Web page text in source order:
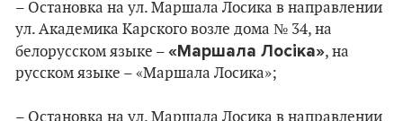
– Остановка на ул. Маршала Лосика в направлении
ул. Академика Карского возле дома № 34, на
белорусском языке – «Маршала Лосіка», на
русском языке – «Маршала Лосика»;
– Остановка на ул. Маршала Лосика в направлении